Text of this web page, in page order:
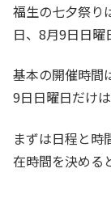
福生の七夕祭り
日、8月9日日曜
基本の開催時間
9日日曜日だけ
まずは日程と時
在時間を決める